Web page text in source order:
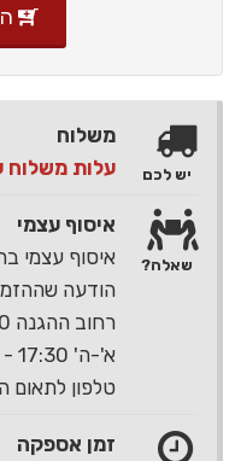
משלוח
עלות משלוח עד
איסוף עצמי
איסוף עצמי
הודעה
רחוב ההגנה 40 ראשון לציון.
א'-ה' 17:30 - 8:30
טלפון לתאום הגעה
זמן אספקה
יש לכם
שאלה?